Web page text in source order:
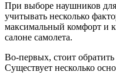
При выборе наушников
учитывать несколько
максимальный комфорт и
салоне самолета.
Во-первых, стоит
Существует несколько